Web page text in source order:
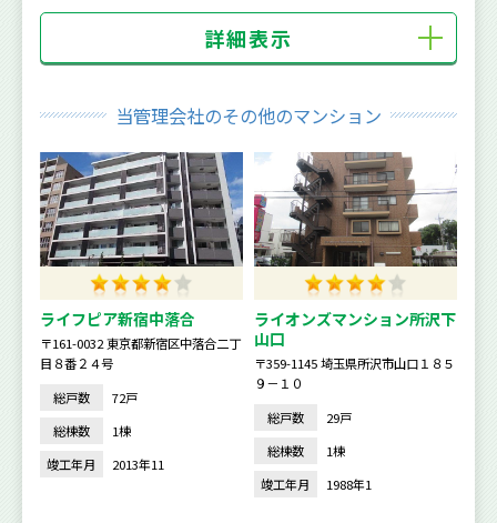
詳細表示
当管理会社のその他のマンション
ライフピア新宿中落合
〒161-0032 東京都新宿区中落合二丁
目８番２４号
総戸数
72戸
総棟数
1棟
竣工年月
2013年11
ライオンズマンション所沢下
山口
〒359-1145 埼玉県所沢市山口１８５
９－１０
総戸数
29戸
総棟数
1棟
竣工年月
1988年1